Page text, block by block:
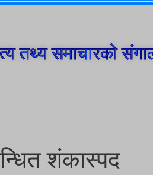
तथ्य समाचारको
शंकास्पद